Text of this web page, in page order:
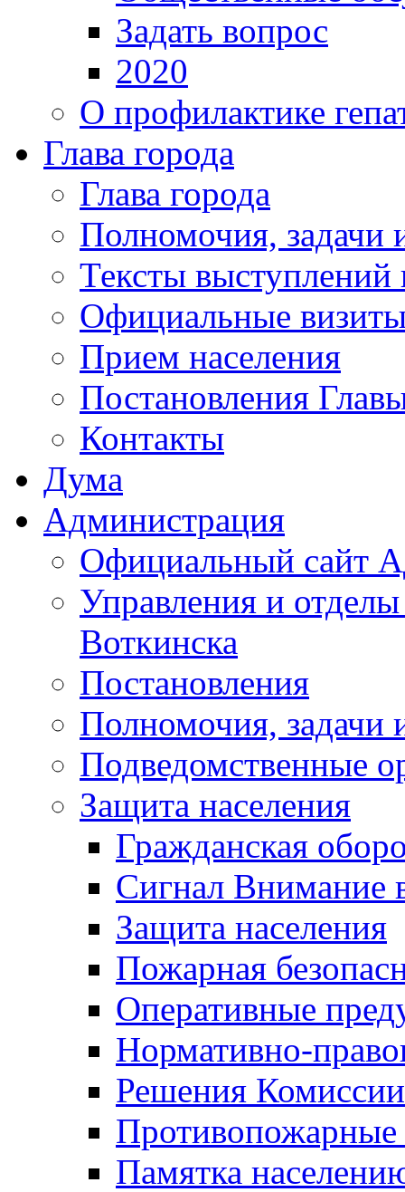
Задать вопрос
2020
О профилактике
Глава города
Глава города
Полномочия, задачи
Тексты выступлений
Официальные
Прием населения
Постановления
Контакты
Дума
Администрация
Официальный сайт
Управления и
Воткинска
Постановления
Полномочия, задачи
Подведомственные
Защита населения
Гражданская
Сигнал Внимание
Защита населения
Пожарная
Оперативные
Нормативно-
Решения
Противопожарные
Памятка